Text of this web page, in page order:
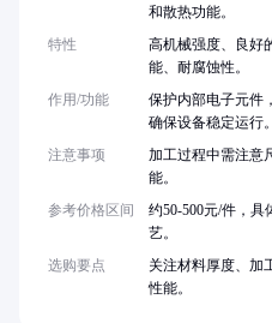
和散热功能。
特性
高机械强度、良好
能、耐腐蚀性。
作用/功能
保护内部电子元件
确保设备稳定运行。
注意事项
加工过程中需注意
能。
参考价格区间
约50-500元/件，
艺。
选购要点
关注材料厚度、加
性能。